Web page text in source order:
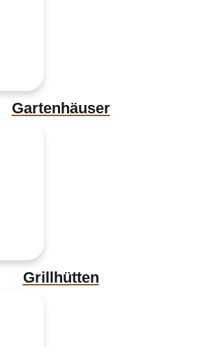
Gartenhäuser
Grillhütten